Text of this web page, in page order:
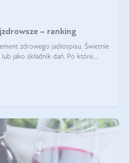
– ranking
zdrowego jadłospisu. Świetnie
jako składnik dań. Po które